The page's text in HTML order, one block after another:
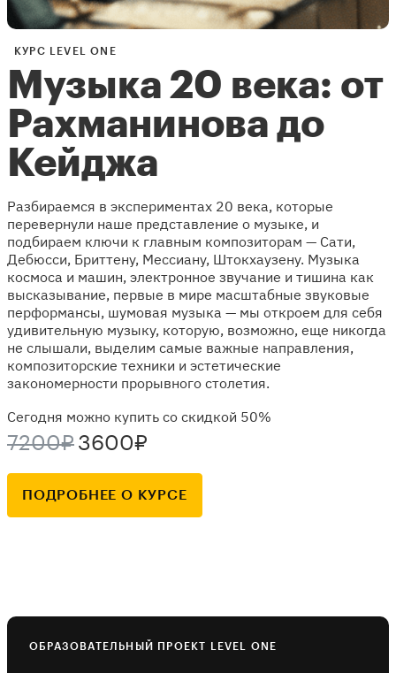
КУРС LEVEL ONE
Музыка 20 века: от
Рахманинова до
Кейджа
Разбираемся в экспериментах 20 века, которые
перевернули наше представление о музыке, и
подбираем ключи к главным композиторам — Сати,
Дебюсси, Бриттену, Мессиану, Штокхаузену. Музыка
космоса и машин, электронное звучание и тишина как
высказывание, первые в мире масштабные звуковые
перформансы, шумовая музыка — мы откроем для себя
удивительную музыку, которую, возможно, еще никогда
не слышали, выделим самые важные направления,
композиторские техники и эстетические
закономерности прорывного столетия.
Сегодня можно купить со скидкой 50%
7200₽ 3600₽
ПОДРОБНЕЕ О КУРСЕ
ОБРАЗОВАТЕЛЬНЫЙ ПРОЕКТ LEVEL ONE